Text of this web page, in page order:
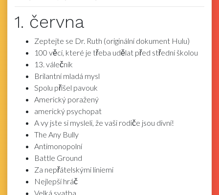
1. června
Zeptejte se Dr. Ruth (originální dokument Hulu)
100 věcí, které je třeba udělat před střední školou
13. válečník
Brilantní mladá mysl
Spolu přišel pavouk
Americký poražený
americký psychopat
A vy jste si mysleli, že vaši rodiče jsou divní!
The Any Bully
Antimonopolní
Battle Ground
Za nepřátelskými liniemi
Nejlepší hráč
Velká svatba